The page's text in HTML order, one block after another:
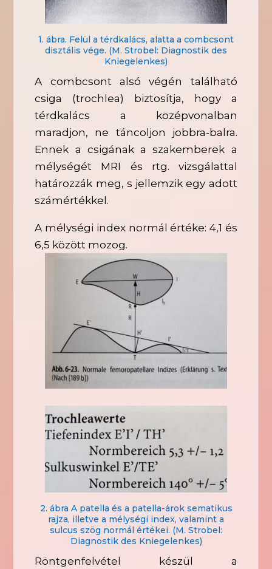
1. ábra. Felül a térdkalács, alatta a combcsont
disztális vége. (M. Strobel: Diagnostik des
Kniegelenkes)
A combcsont alsó végén található
csiga (trochlea) biztosítja, hogy a
térdkalács a középvonalban
maradjon, ne táncoljon jobbra-balra.
Ennek a csigának a szakemberek a
mélységét MRI és rtg. vizsgálattal
határozzák meg, s jellemzik egy adott
számértékkel.
A mélységi index normál értéke: 4,1 és
6,5 között mozog.
2. ábra A patella és a patella-árok sematikus
rajza, illetve a mélységi index, valamint a
sulcus szög normál értékei. (M. Strobel:
Diagnostik des Kniegelenkes)
Röntgenfelvétel készül a